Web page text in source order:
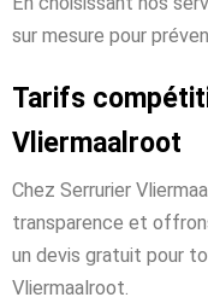
sur mesure pour
Tarifs
Vliermaalroot
Chez Serrurier
transparence et
un devis gratuit pour
Vliermaalroot.